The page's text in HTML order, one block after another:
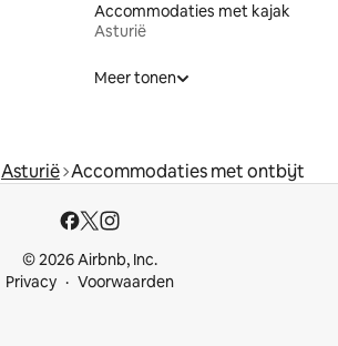
Accommodaties met kajak
Asturië
Meer tonen
Asturië Accommodaties met ontbijt
© 2026 Airbnb, Inc.
Privacy
Voorwaarden